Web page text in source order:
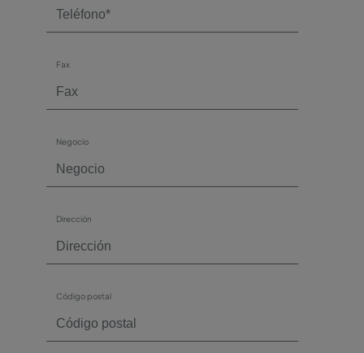
Fax
Negocio
Dirección
Código postal